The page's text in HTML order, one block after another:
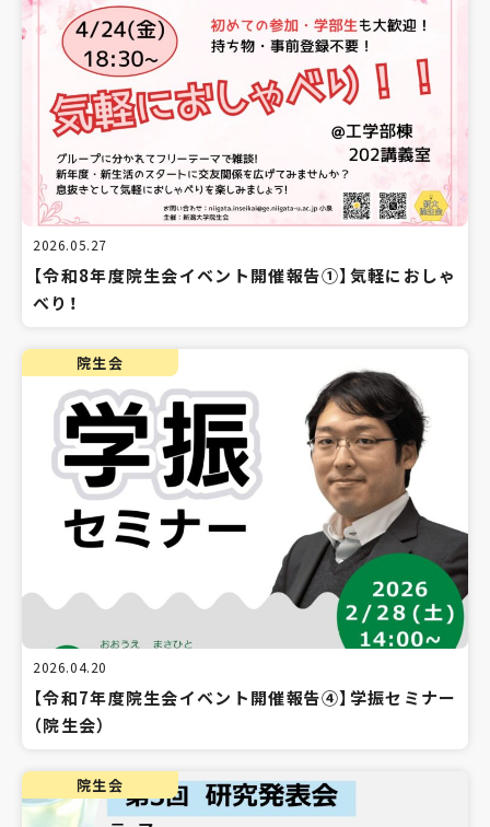
2026.05.27
【令和8年度院生会イベント開催報告①】気軽におしゃ
べり！
院生会
2026.04.20
【令和7年度院生会イベント開催報告④】学振セミナー
（院生会）
院生会